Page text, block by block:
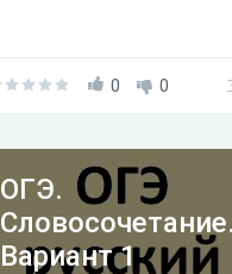
0 0
ОГЭ.
Словосочетание.
Вариант 1